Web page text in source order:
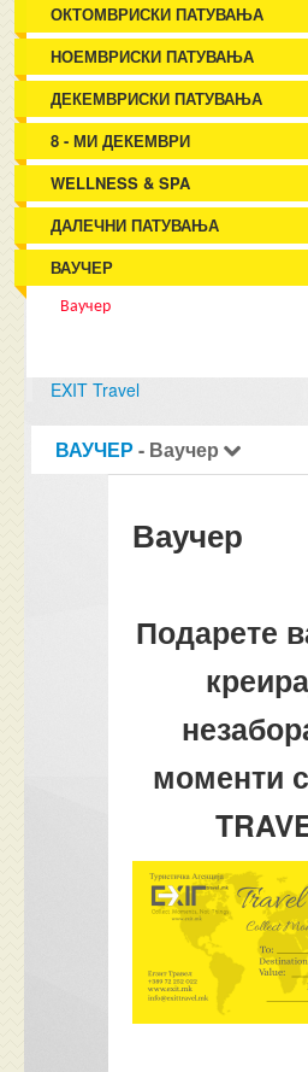
ОКТОМВРИСКИ ПАТУВАЊА
НОЕМВРИСКИ ПАТУВАЊА
ДЕКЕМВРИСКИ ПАТУВАЊА
8 - МИ ДЕКЕМВРИ
WELLNESS & SPA
ДАЛЕЧНИ ПАТУВАЊА
ВАУЧЕР
Ваучер
EXIT Travel
ВАУЧЕР - Ваучер
Ваучер
Подарете
моменти